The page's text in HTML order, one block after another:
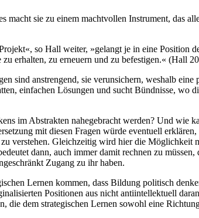
sie zu einem machtvollen Instrument, das
so Hall weiter, »gelangt je in eine Position
erhalten, zu erneuern und zu befestigen.« (Hall
sind anstrengend, sie verunsichern, weshalb
einfachen Lösungen und sucht Bündnisse, wo
im Abstrakten nahegebracht werden? Und wie
mit diesen Fragen würde eventuell
verstehen. Gleichzeitig wird hier die Möglichkeit
dann, auch immer damit rechnen zu müssen,
Zugang zu ihr haben.
Lernen kommen, dass Bildung politisch
Positionen aus nicht antiintellektuell
die dem strategischen Lernen sowohl eine